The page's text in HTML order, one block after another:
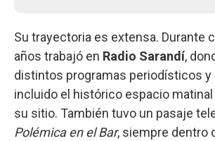
Su trayectoria es extensa. Durante
años trabajó en Radio Sarandí,
distintos programas periodísticos y
incluido el histórico espacio
su sitio. También tuvo un pasaje
Polémica en el Bar, siempre dentro